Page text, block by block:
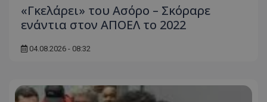
«Γκελάρει» του Ασόρο – Σκόραρε
ενάντια στον ΑΠΟΕΛ το 2022
04.08.2026 - 08:32